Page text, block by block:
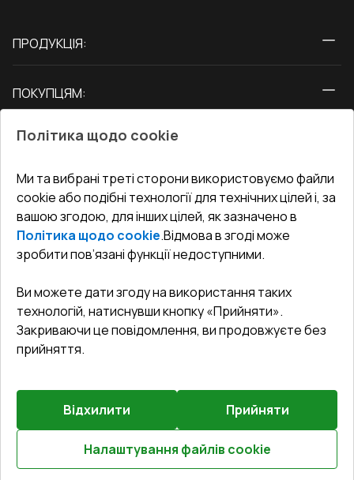
ПРОДУКЦІЯ:
Двері
ПОКУПЦЯМ:
Блог
Адреса гіпермаркета
Як правильно заміряти вікна
СЕРВІС ТА ОБЛУГОВУВАННЯ:
Доставка і Оплата
Гарантія та Сервіс
Повернення товару
Договір публічної оферти
КОНТАКТИ
Офіс:Україна, м. Вінниця, вул. Келецька 60 кв. 61
undefined(undefined)
©2026 Всі права захищені.
Сайт створено на платформіVitrager.com.
Повідомити про проблему?
Політика щодо cookie
Ми та вибрані треті сторони використовуємо файли
cookie або подібні технології для технічних цілей і, за
вашою згодою, для інших цілей, як зазначено в
Політика щодо cookie.Відмова в згоді може
зробити пов’язані функції недоступними.
Ви можете дати згоду на використання таких
технологій, натиснувши кнопку «Прийняти».
Закриваючи це повідомлення, ви продовжуєте без
прийняття.
Відхилити Прийняти
Налаштування файлів cookie